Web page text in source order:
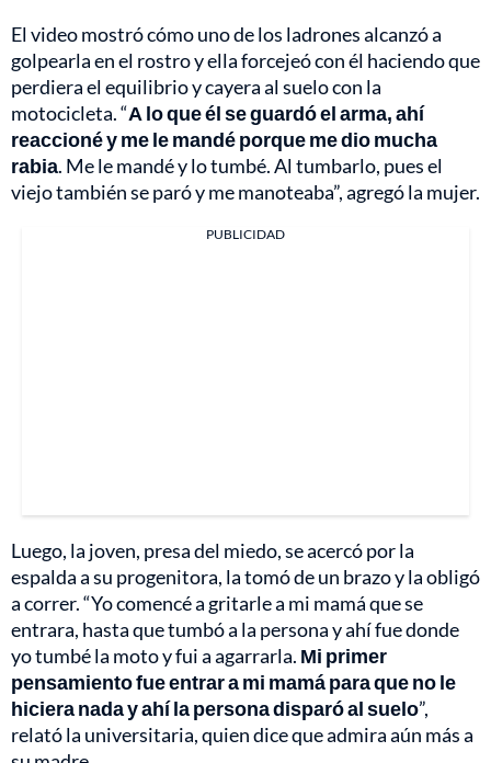
El video mostró cómo uno de los ladrones alcanzó a
golpearla en el rostro y ella forcejeó con él haciendo que
perdiera el equilibrio y cayera al suelo con la
motocicleta. “A lo que él se guardó el arma, ahí
reaccioné y me le mandé porque me dio mucha
rabia. Me le mandé y lo tumbé. Al tumbarlo, pues el
viejo también se paró y me manoteaba”, agregó la mujer.
PUBLICIDAD
Luego, la joven, presa del miedo, se acercó por la
espalda a su progenitora, la tomó de un brazo y la obligó
a correr. “Yo comencé a gritarle a mi mamá que se
entrara, hasta que tumbó a la persona y ahí fue donde
yo tumbé la moto y fui a agarrarla. Mi primer
pensamiento fue entrar a mi mamá para que no le
hiciera nada y ahí la persona disparó al suelo”,
relató la universitaria, quien dice que admira aún más a